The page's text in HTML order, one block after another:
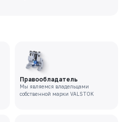
Правообладатель
Мы являемся владельцами
собственной марки VALSTOK